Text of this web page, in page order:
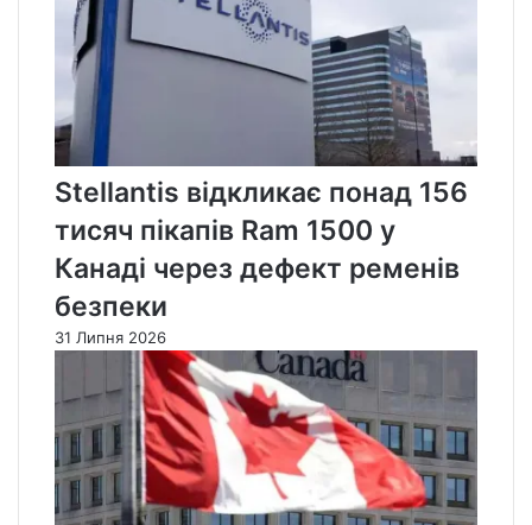
Stellantis відкликає понад 156
тисяч пікапів Ram 1500 у
Канаді через дефект ременів
безпеки
31 Липня 2026